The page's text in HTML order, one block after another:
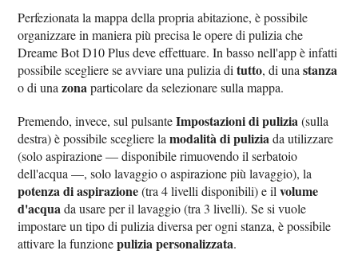
Perfezionata la mappa della propria abitazione, è possibile
organizzare in maniera più precisa le opere di pulizia che
Dreame Bot D10 Plus deve effettuare. In basso nell'app è infatti
possibile scegliere se avviare una pulizia ditutto, di unastanza
o di unazonaparticolare da selezionare sulla mappa.
Premendo, invece, sul pulsanteImpostazioni di pulizia(sulla
destra) è possibile scegliere lamodalità di puliziada utilizzare
(solo aspirazione — disponibile rimuovendo il serbatoio
dell'acqua —, solo lavaggio o aspirazione più lavaggio), la
potenza di aspirazione(tra 4 livelli disponibili) e ilvolume
d'acquada usare per il lavaggio (tra 3 livelli). Se si vuole
impostare un tipo di pulizia diversa per ogni stanza, è possibile
attivare la funzionepulizia personalizzata.